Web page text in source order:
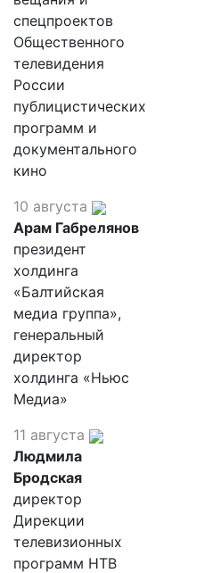
спецпроектов
Общественного
телевидения
России
публицистических
программ и
документального
кино
10 августа
Арам Габрелянов
президент
холдинга
«Балтийская
медиа группа»,
генеральный
директор
холдинга «Ньюс
Медиа»
11 августа
Людмила
Бродская
директор
Дирекции
телевизионных
программ НТВ